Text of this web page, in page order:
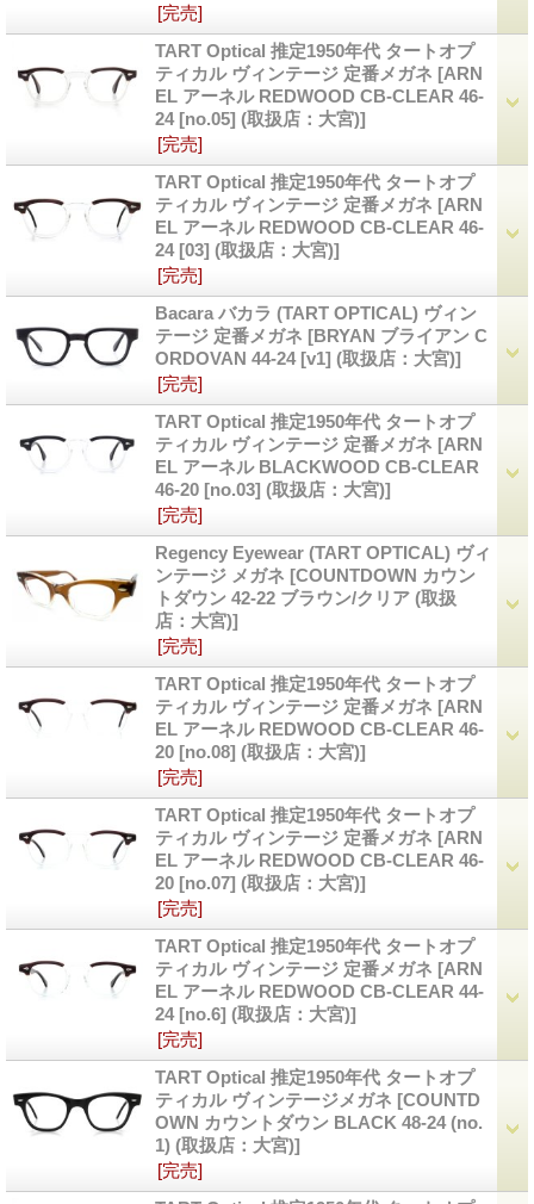
[完売]
TART Optical 推定1950年代 タートオプ
ティカル ヴィンテージ 定番メガネ [ARN
EL アーネル REDWOOD CB-CLEAR 46-
24 [no.05] (取扱店：大宮)]
[完売]
TART Optical 推定1950年代 タートオプ
ティカル ヴィンテージ 定番メガネ [ARN
EL アーネル REDWOOD CB-CLEAR 46-
24 [03] (取扱店：大宮)]
[完売]
Bacara バカラ (TART OPTICAL) ヴィン
テージ 定番メガネ [BRYAN ブライアン C
ORDOVAN 44-24 [v1] (取扱店：大宮)]
[完売]
TART Optical 推定1950年代 タートオプ
ティカル ヴィンテージ 定番メガネ [ARN
EL アーネル BLACKWOOD CB-CLEAR
46-20 [no.03] (取扱店：大宮)]
[完売]
Regency Eyewear (TART OPTICAL) ヴィ
ンテージ メガネ [COUNTDOWN カウン
トダウン 42-22 ブラウン/クリア (取扱
店：大宮)]
[完売]
TART Optical 推定1950年代 タートオプ
ティカル ヴィンテージ 定番メガネ [ARN
EL アーネル REDWOOD CB-CLEAR 46-
20 [no.08] (取扱店：大宮)]
[完売]
TART Optical 推定1950年代 タートオプ
ティカル ヴィンテージ 定番メガネ [ARN
EL アーネル REDWOOD CB-CLEAR 46-
20 [no.07] (取扱店：大宮)]
[完売]
TART Optical 推定1950年代 タートオプ
ティカル ヴィンテージ 定番メガネ [ARN
EL アーネル REDWOOD CB-CLEAR 44-
24 [no.6] (取扱店：大宮)]
[完売]
TART Optical 推定1950年代 タートオプ
ティカル ヴィンテージメガネ [COUNTD
OWN カウントダウン BLACK 48-24 (no.
1) (取扱店：大宮)]
[完売]